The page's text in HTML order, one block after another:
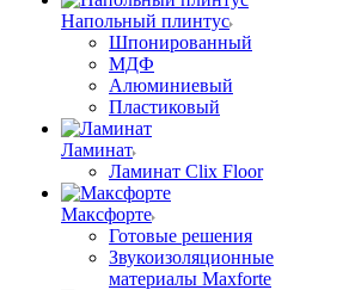
Напольный плинтус
Шпонированный
МДФ
Алюминиевый
Пластиковый
Ламинат
Ламинат Clix Floor
Максфорте
Готовые решения
Звукоизоляционные
материалы Maxforte